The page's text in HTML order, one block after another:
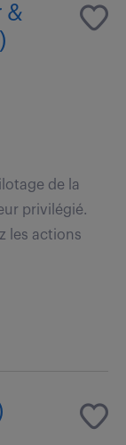
&
de la
privilégié.
les actions